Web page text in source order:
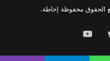
تويتر يوتيوب